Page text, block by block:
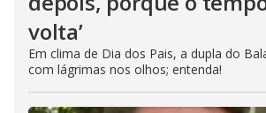
volta’
Em clima de Dia dos Pais, a dupla do
com lágrimas nos olhos; entenda!